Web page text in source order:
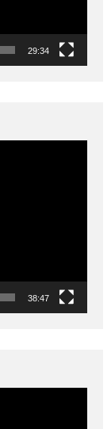
29:34
38:47